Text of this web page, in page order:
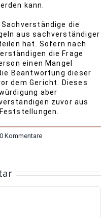
kann.
die
aus sachverständiger
hat. Sofern nach
die Frage
einen Mangel
Beantwortung dieser
dem Gericht. Dieses
aber
zuvor aus
0 Kommentare